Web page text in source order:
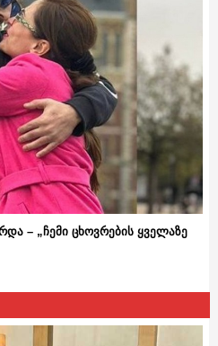
– „ჩემი ცხოვრების ყველაზე